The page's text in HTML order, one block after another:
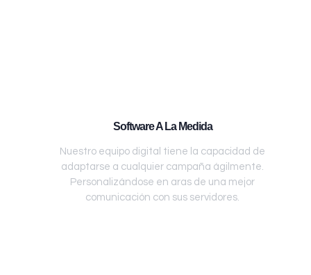
Software A La Medida
Nuestro equipo digital tiene la capacidad de
adaptarse a cualquier campaña ágilmente.
Personalizándose en aras de una mejor
comunicación con sus servidores.